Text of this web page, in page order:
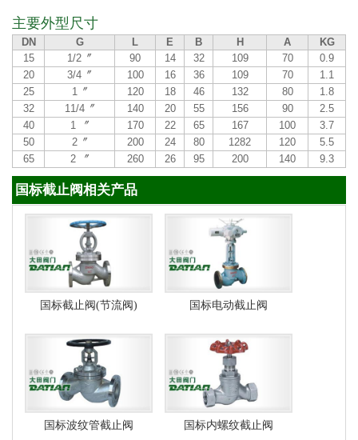
主要外型尺寸
DN G L E B H A
KG
15
1/2〞 90 14 32 109 70
0.9
20
3/4〞 100 16 36 109 70
1.1
25
1〞 120 18 46 132 80
1.8
32
11/4〞 140 20 55 156 90
2.5
40
1 〞 170 22 65 167 100
3.7
50
2〞 200 24 80 1282 120
5.5
65
2 〞 260 26 95 200 140 9.3
国标截止阀相关产品
国标截止阀(节流阀) 国标电动截止阀
国标波纹管截止阀 国标内螺纹截止阀